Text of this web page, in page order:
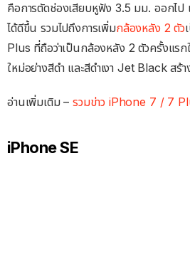
คือการตัดช่องเสียบหูฟัง 3.5 มม. ออกไ
ได้ดีขึ้น รวมไปถึงการเพิ่มกล้องหลัง 2 ตัว
Plus ที่ถือว่าเป็นกล้องหลัง 2 ตัวครั้งแร
ใหม่อย่างสีดำ และสีดำเงา Jet Black สร้
อ่านเพิ่มเติม –รวมข่าว iPhone 7 / 7
iPhone SE